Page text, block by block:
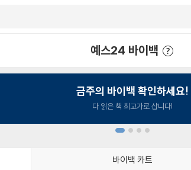
예스24 바이백
금주의 바이백 확인하세요!
다 읽은 책 최고가로 삽니다!
바이백 카트